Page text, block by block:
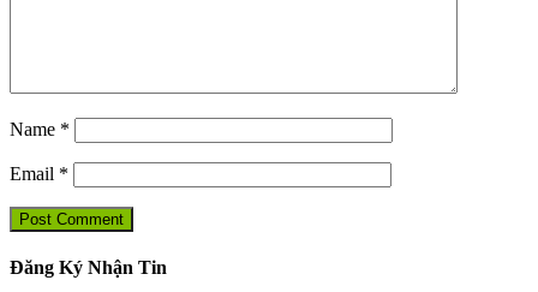
Name *
Email *
Đăng Ký Nhận Tin